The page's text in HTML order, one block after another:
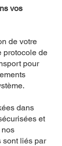
vos
de votre
protocole de
pour
dans
et
nos
sont liés par